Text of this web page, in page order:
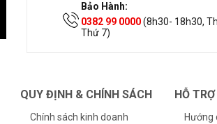
Bảo Hành:
0382 99 0000(8h30- 18h30,
Thứ 7)
QUY ĐỊNH & CHÍNH SÁCH
Chính sách kinh doanh
HỖ
Hướng